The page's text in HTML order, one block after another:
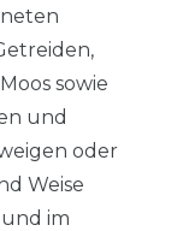
sowie
und
oder
Weise
im